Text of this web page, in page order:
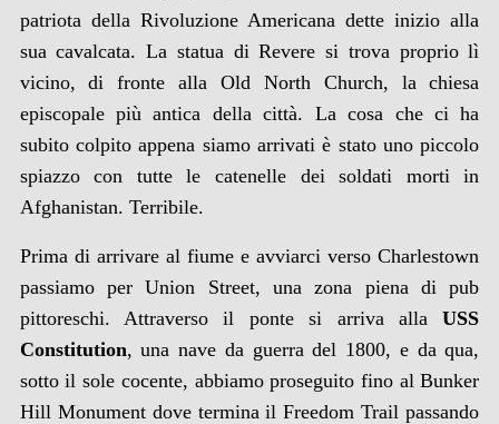
patriota della Rivoluzione Americana dette inizio alla
sua cavalcata. La statua di Revere si trova proprio lì
vicino, di fronte alla Old North Church, la chiesa
episcopale più antica della città. La cosa che ci ha
subito colpito appena siamo arrivati è stato uno piccolo
spiazzo con tutte le catenelle dei soldati morti in
Afghanistan. Terribile.
Prima di arrivare al fiume e avviarci verso Charlestown
passiamo per Union Street, una zona piena di pub
pittoreschi. Attraverso il ponte si arriva allaUSS
Constitution, una nave da guerra del 1800, e da qua,
sotto il sole cocente, abbiamo proseguito fino al Bunker
Hill Monument dove termina il Freedom Trail passando